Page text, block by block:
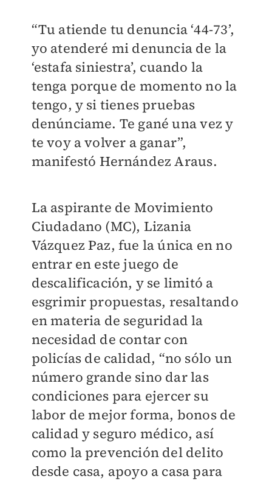
“Tu atiende tu denuncia ‘44-73’,
yo atenderé mi denuncia de la
‘estafa siniestra’, cuando la
tenga porque de momento no la
tengo, y si tienes pruebas
denúnciame. Te gané una vez y
te voy a volver a ganar”,
manifestó Hernández Araus.
La aspirante de Movimiento
Ciudadano (MC), Lizania
Vázquez Paz, fue la única en no
entrar en este juego de
descalificación, y se limitó a
esgrimir propuestas, resaltando
en materia de seguridad la
necesidad de contar con
policías de calidad, “no sólo un
número grande sino dar las
condiciones para ejercer su
labor de mejor forma, bonos de
calidad y seguro médico, así
como la prevención del delito
desde casa, apoyo a casa para